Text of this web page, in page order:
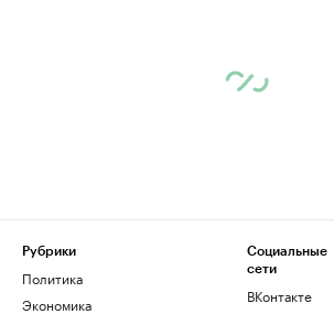
Рубрики
Политика
Экономика
Социальные
сети
ВКонтакте